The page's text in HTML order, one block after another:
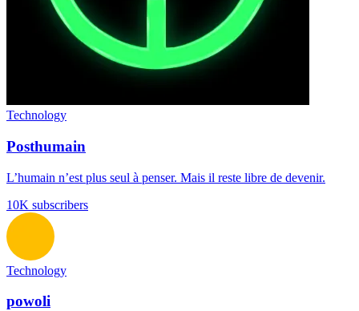
Technology
Posthumain
L’humain n’est plus seul à penser. Mais il reste libre de devenir.
10K subscribers
Technology
powoli